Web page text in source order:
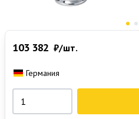
103 382 ₽/шт.
Германия